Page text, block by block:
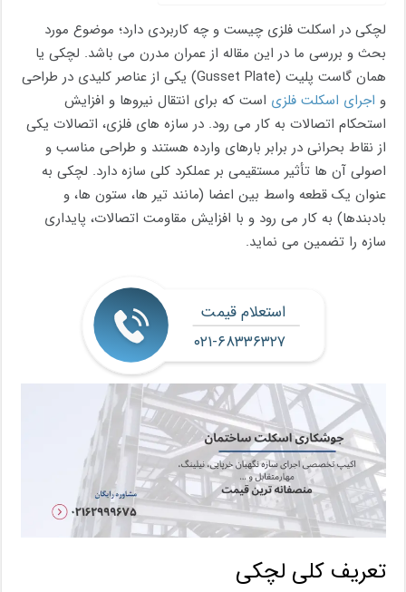
لچکی در اسکلت فلزی چیست و چه کاربردی دارد؛ موضوع مورد
بحث و بررسی ما در این مقاله از عمران مدرن می باشد. لچکی یا
همان گاست پلیت (Gusset Plate) یکی از عناصر کلیدی در طراحی
و اجرای اسکلت فلزی است که برای انتقال نیروها و افزایش
استحکام اتصالات به کار می ‌رود. در سازه‌ های فلزی، اتصالات یکی
از نقاط بحرانی در برابر بارهای وارده هستند و طراحی مناسب و
اصولی آن ‌ها تأثیر مستقیمی بر عملکرد کلی سازه دارد. لچکی به
عنوان یک قطعه واسط بین اعضا (مانند تیر ها، ستون ‌ها، و
بادبندها) به کار می‌ رود و با افزایش مقاومت اتصالات، پایداری
سازه را تضمین می نماید.
استعلام قیمت
۰۲۱-۶۸۳۳۶۳۲۷
تعریف کلی لچکی